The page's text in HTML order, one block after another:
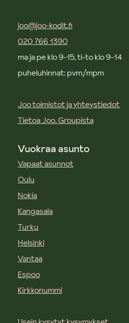
joo@joo-kodit.fi
020 766 1390
ma ja pe klo 9-15, ti-to klo 9-14
puheluhinnat: pvm/mpm
Joo toimistot ja yhteystiedot
Tietoa Joo. Groupista
Vuokraa asunto
Vapaat asunnot
Oulu
Nokia
Kangasala
Turku
Helsinki
Vantaa
Espoo
Kirkkonummi